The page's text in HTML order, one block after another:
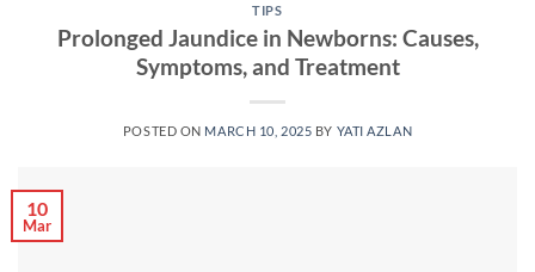
TIPS
Prolonged Jaundice in Newborns: Causes,
Symptoms, and Treatment
POSTED ON MARCH 10, 2025 BY YATI AZLAN
10
Mar